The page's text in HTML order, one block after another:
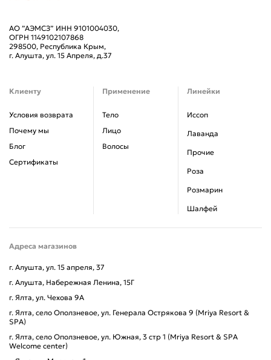
АО ”АЭМСЗ” ИНН 9101004030,
ОГРН 1149102107868
298500, Республика Крым,
г. Алушта, ул. 15 Апреля, д.37
Клиенту
Условия возврата
Почему мы
Блог
Сертификаты
Применение
Тело
Лицо
Волосы
Линейки
Иссоп
Лаванда
Прочие
Роза
Розмарин
Шалфей
Адреса магазинов
г. Алушта, ул. 15 апреля, 37
г. Алушта, Набережная Ленина, 15Г
г. Ялта, ул. Чехова 9А
г. Ялта, село Оползневое, ул. Генерала Острякова 9 (Mriya Resort &
SPA)
г. Ялта, село Оползневое, ул. Южная, 3 стр 1 (Mriya Resort & SPA
Welcome center)